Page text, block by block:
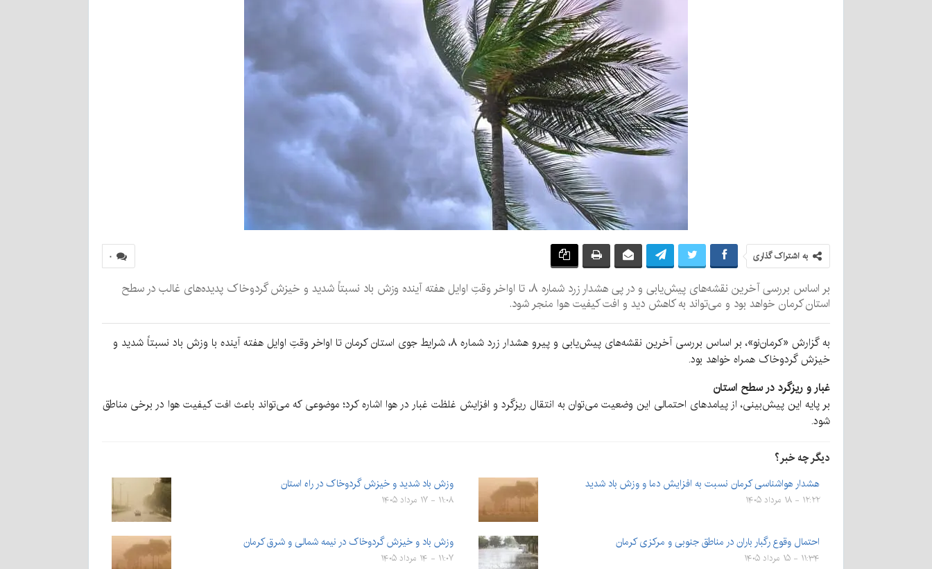
۰ به اشتراک گذاری
بر اساس بررسی آخرین نقشه‌های پیش‌یابی و در پی هشدار زرد شماره ۸، تا اواخر وقتِ اوایل هفته آینده وزش باد نسبتاً شدید و خیزش گردوخاک پدیده‌های غالب در سطح
استان کرمان خواهد بود و می‌تواند به کاهش دید و افت کیفیت هوا منجر شود.
به گزارش «کرمان‌نو»، بر اساس بررسی آخرین نقشه‌های پیش‌یابی و پیرو هشدار زرد شماره ۸، شرایط جوی استان کرمان تا اواخر وقتِ اوایل هفته آینده با وزش باد نسبتاً شدید و
خیزش گردوخاک همراه خواهد بود.
غبار و ریزگرد در سطح استان
بر پایه این پیش‌بینی، از پیامدهای احتمالی این وضعیت می‌توان به انتقال ریزگرد و افزایش غلظت غبار در هوا اشاره کرد؛ موضوعی که می‌تواند باعث افت کیفیت هوا در برخی مناطق
شود.
دیگر چه خبر؟
هشدار هواشناسی کرمان نسبت به افزایش دما و وزش باد شدید
۱۲:۲۲ - ۱۸ مرداد ۱۴۰۵
وزش باد شدید و خیزش گردوخاک در راه استان
۱۱:۰۸ - ۱۷ مرداد ۱۴۰۵
احتمال وقوع رگبار باران در مناطق جنوبی و مرکزی کرمان
۱۱:۳۴ - ۱۵ مرداد ۱۴۰۵
وزش باد و خیزش گردوخاک در نیمه شمالی و شرق کرمان
۱۱:۰۷ - ۱۴ مرداد ۱۴۰۵